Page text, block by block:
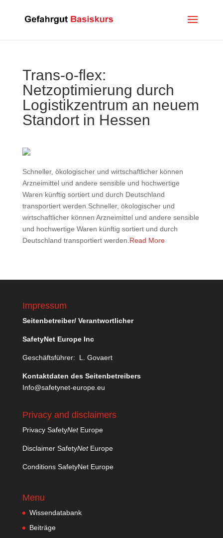
Trans-o-flex:
Netzoptimierung durch
Logistikzentrum an neuem
Standort in Hessen
Schneller, ökologischer und wirtschaftlicher können
Arzneimittel und andere sensible und hochwertige
Waren künftig sortiert und durch Deutschland
transportiert werden.Schneller, ökologischer und
wirtschaftlicher können Arzneimittel und andere sensible
und hochwertige Waren künftig sortiert und durch
Deutschland transportiert werden. Read More
Impressum
Seitenbetreiber/ Verantwortlicher
SafetyNet Europe Inc
Geschäftsführer: L. Govaert
Kontaktdaten des Seitenbetreibers
Info@safetynet-europe.eu
Privacy and disclaimers
Privacy SafetyNetEurope
Disclaimer SafetyNetEurope
Conditions SafetyNet Europe
Menu
Wissendatabank
Beiträge